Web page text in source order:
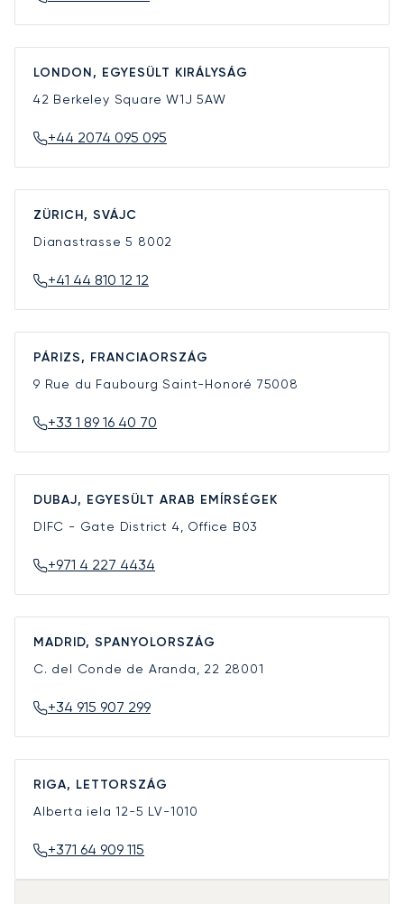
LONDON, EGYESÜLT KIRÁLYSÁG
42 Berkeley SquareW1J 5AW
+44 2074 095 095
ZÜRICH, SVÁJC
Dianastrasse 5 8002
+41 44 810 12 12
PÁRIZS, FRANCIAORSZÁG
9 Rue du Faubourg Saint-Honoré 75008
+33 1 89 16 40 70
DUBAJ, EGYESÜLT ARAB EMÍRSÉGEK
DIFC - Gate District 4, Office B03
+971 4 227 4434
MADRID, SPANYOLORSZÁG
C. del Conde de Aranda, 22 28001
+34 915 907 299
RIGA, LETTORSZÁG
Alberta iela 12-5 LV-1010
+371 64 909 115